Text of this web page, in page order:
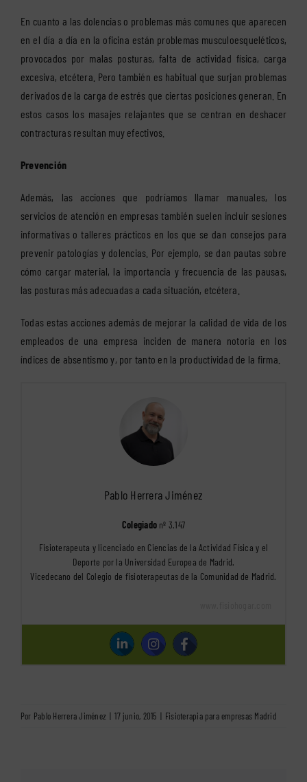
En cuanto a las dolencias o problemas más comunes que aparecen
en el día a día en la oficina están problemas musculoesqueléticos,
provocados por malas posturas, falta de actividad física, carga
excesiva, etcétera. Pero también es habitual que surjan problemas
derivados de la carga de estrés que ciertas posiciones generan. En
estos casos los masajes relajantes que se centran en deshacer
contracturas resultan muy efectivos.
Prevención
Además, las acciones que podríamos llamar manuales, los
servicios de atención en empresas también suelen incluir sesiones
informativas o talleres prácticos en los que se dan consejos para
prevenir patologías y dolencias. Por ejemplo, se dan pautas sobre
cómo cargar material, la importancia y frecuencia de las pausas,
las posturas más adecuadas a cada situación, etcétera.
Todas estas acciones además de mejorar la calidad de vida de los
empleados de una empresa inciden de manera notoria en los
índices de absentismo y, por tanto en la productividad de la firma.
Pablo Herrera Jiménez
Colegiado nº 3.147
Fisioterapeuta y licenciado en Ciencias de la Actividad Física y el
Deporte por la Universidad Europea de Madrid.
Vicedecano del Colegio de fisioterapeutas de la Comunidad de Madrid.
Por Pablo Herrera Jiménez 17 junio, 2015 Fisioterapia para empresas Madrid